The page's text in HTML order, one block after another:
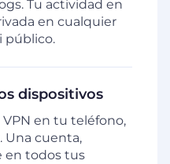
Tu actividad en
en cualquier
público.
dispositivos
VPN en tu teléfono,
Una cuenta,
en todos tus